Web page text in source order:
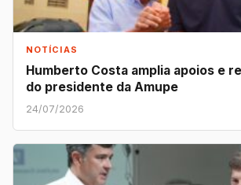
NOTÍCIAS
Humberto Costa amplia apoios e
do presidente da Amupe
24/07/2026